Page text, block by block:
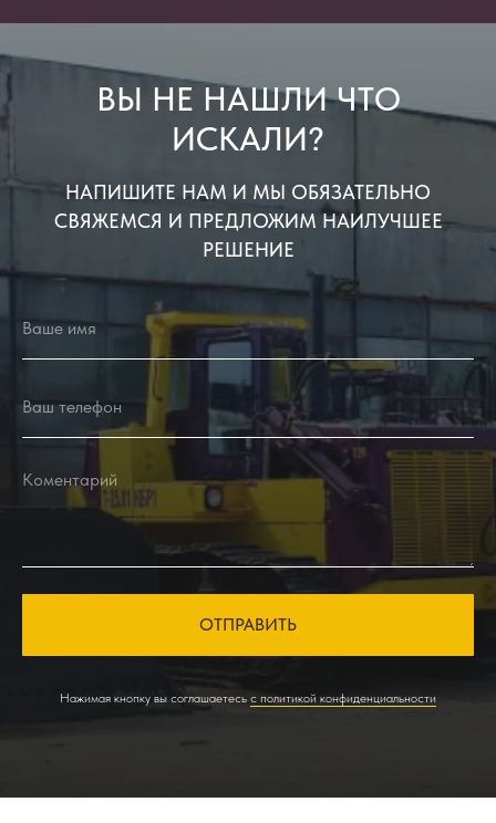
ВЫ НЕ НАШЛИ ЧТО
ИСКАЛИ?
НАПИШИТЕ НАМ И МЫ ОБЯЗАТЕЛЬНО
СВЯЖЕМСЯ И ПРЕДЛОЖИМ НАИЛУЧШЕЕ
РЕШЕНИЕ
ОТПРАВИТЬ
Нажимая кнопку вы соглашаетесь с политикой конфиденциальности